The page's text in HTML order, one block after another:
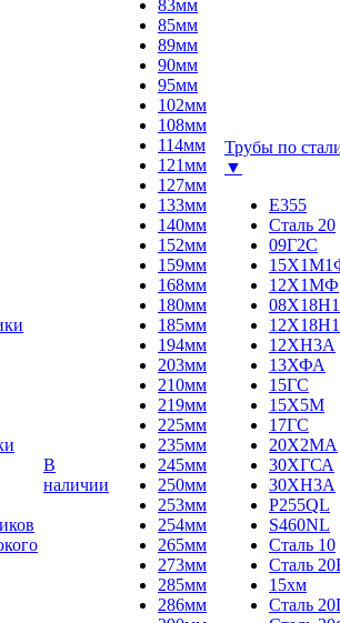
В
наличии
83мм
85мм
89мм
90мм
95мм
102мм
108мм
114мм
121мм
127мм
133мм
140мм
152мм
159мм
168мм
180мм
185мм
194мм
203мм
210мм
219мм
225мм
235мм
245мм
250мм
253мм
254мм
265мм
273мм
285мм
286мм
Трубы по
▼
E355
Сталь 20
09Г2С
12Х1МФ
12ХН3А
13ХФА
15ГС
15Х5М
17ГС
20Х2МА
30ХГСА
30ХН3А
P255QL
S460NL
Сталь 10
Сталь
15хм
Сталь